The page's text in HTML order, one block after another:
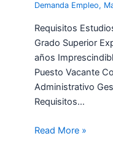
Demanda Empleo,
Requisitos
Grado Superior
años
Puesto Vacante
Administrativo
Requisitos…
Read More »